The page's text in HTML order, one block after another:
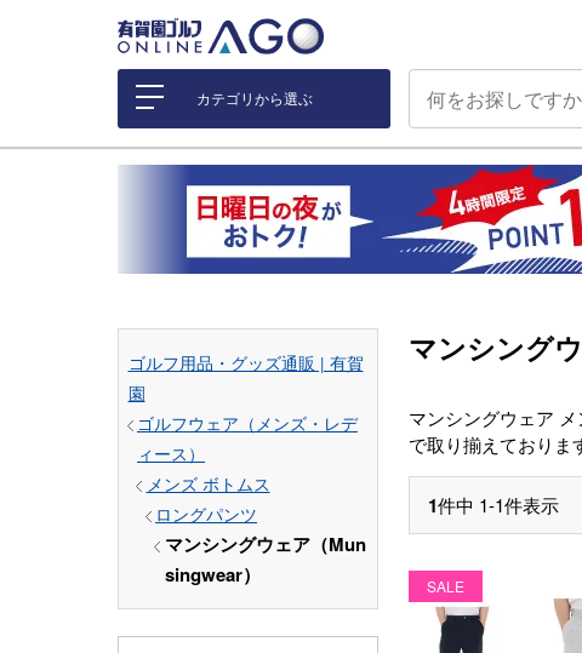
カテゴリから選ぶ
ゴルフ用品・グッズ通販 | 有賀
園
ゴルフウェア（メンズ・レデ
ィース）
メンズ ボトムス
ロングパンツ
マンシングウェア（Mun
singwear）
マンシング
マンシングウェア
で取り揃えておりま
1件中 1-1件表示
SALE